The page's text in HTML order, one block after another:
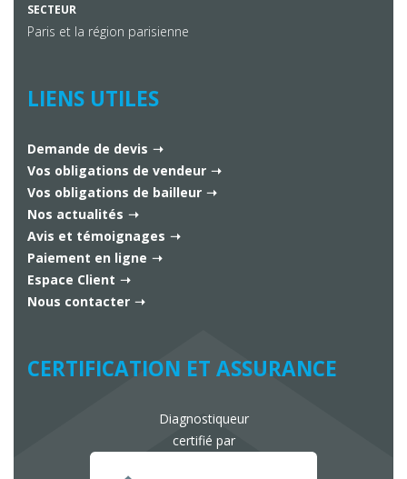
SECTEUR
Paris et la région parisienne
LIENS UTILES
Demande de devis
Vos obligations de vendeur
Vos obligations de bailleur
Nos actualités
Avis et témoignages
Paiement en ligne
Espace Client
Nous contacter
CERTIFICATION ET ASSURANCE
Diagnostiqueur
certifié par